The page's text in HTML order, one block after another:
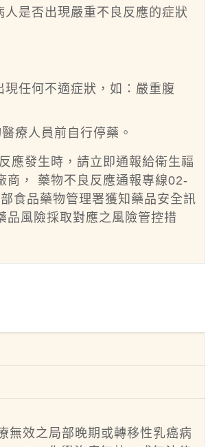
是否出現嚴重不良反應的症狀
任何不適症狀，如：嚴重腹
療人員前自行停藥。
應發生時，請立即通報給衛生福
商， 藥物不良反應通報專線02-
部食品藥物管理署獲知藥品安全訊
品風險採取對應之風險管控措
效之局部晚期或轉移性乳癌病